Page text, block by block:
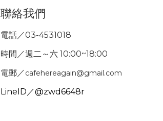
聯絡我們
電話／03-4531018
時間／週二～六 10:00~18:00
電郵／cafehereagain@gmail.com
LineID／@zwd6648r